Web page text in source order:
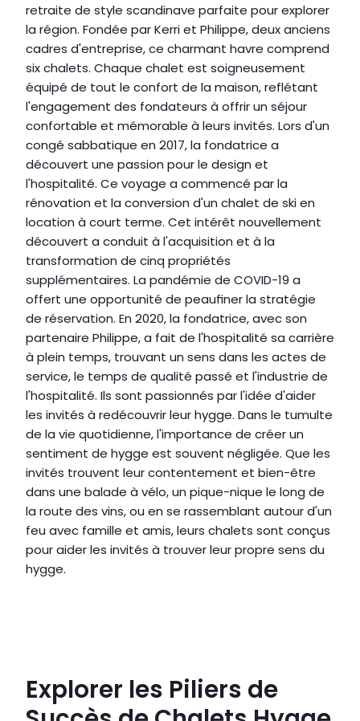
retraite de style scandinave parfaite pour explorer
la région. Fondée par Kerri et Philippe, deux anciens
cadres d'entreprise, ce charmant havre comprend
six chalets. Chaque chalet est soigneusement
équipé de tout le confort de la maison, reflétant
l'engagement des fondateurs à offrir un séjour
confortable et mémorable à leurs invités. Lors d'un
congé sabbatique en 2017, la fondatrice a
découvert une passion pour le design et
l'hospitalité. Ce voyage a commencé par la
rénovation et la conversion d'un chalet de ski en
location à court terme. Cet intérêt nouvellement
découvert a conduit à l'acquisition et à la
transformation de cinq propriétés
supplémentaires. La pandémie de COVID-19 a
offert une opportunité de peaufiner la stratégie
de réservation. En 2020, la fondatrice, avec son
partenaire Philippe, a fait de l'hospitalité sa carrière
à plein temps, trouvant un sens dans les actes de
service, le temps de qualité passé et l'industrie de
l'hospitalité. Ils sont passionnés par l'idée d'aider
les invités à redécouvrir leur hygge. Dans le tumulte
de la vie quotidienne, l'importance de créer un
sentiment de hygge est souvent négligée. Que les
invités trouvent leur contentement et bien-être
dans une balade à vélo, un pique-nique le long de
la route des vins, ou en se rassemblant autour d'un
feu avec famille et amis, leurs chalets sont conçus
pour aider les invités à trouver leur propre sens du
hygge.
Explorer les Piliers de